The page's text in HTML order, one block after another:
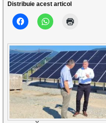
Distribuie acest articol